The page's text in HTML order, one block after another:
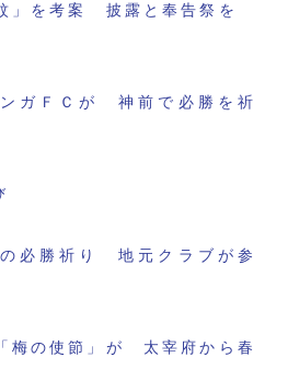
紋」を考案 披露と奉告祭を
ガＦＣが 神前で必勝を祈
の必勝祈り 地元クラブが参
梅の使節」が 太宰府から春